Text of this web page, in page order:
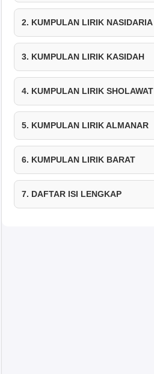
2. KUMPULAN LIRIK NASIDARIA
3. KUMPULAN LIRIK KASIDAH
4. KUMPULAN LIRIK SHOLAWAT
5. KUMPULAN LIRIK ALMANAR
6. KUMPULAN LIRIK BARAT
7. DAFTAR ISI LENGKAP